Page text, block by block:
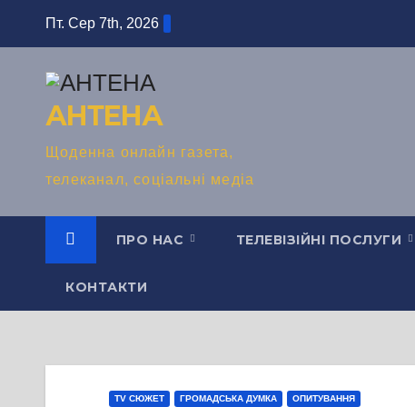
Пт. Сер 7th, 2026
АНТЕНА
Щоденна онлайн газета,
телеканал, соціальні медіа
ПРО НАС ТЕЛЕВІЗІЙНІ ПОСЛУГИ
КОНТАКТИ
TV СЮЖЕТ ГРОМАДСЬКА ДУМКА ОПИТУВАННЯ